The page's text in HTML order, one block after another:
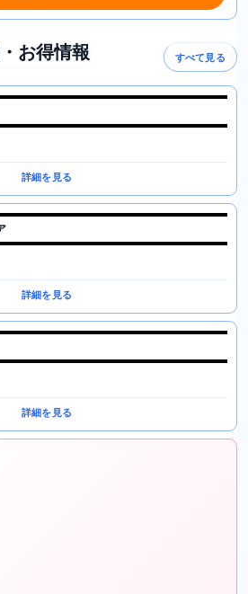
お得情報 すべて見る
詳細を見る
詳細を見る
詳細を見る